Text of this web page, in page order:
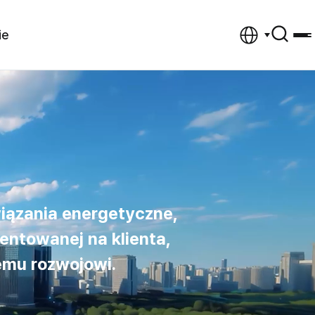
energetyczne,
na klienta,
rozwojowi.